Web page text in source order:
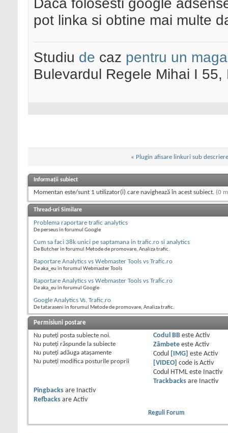
pot linka si obtine mai multe
Studiu de caz pentru un
Bulevardul Regele Mihai I
« Plugin afisare linkuri sub
Informații subiect
Momentan este/sunt 1 utilizator(i) care navighează în acest subiect. (0
Thread-uri Similare
Problema raportare trafic analytics
De perseus în forumul Google
Cum sa faci 38k unici pe saptamana in trafic.ro si analytics
De Butcher în forumul Metode de promovare, Analiza trafic.
Raportare Analytics vs Webmaster Tools vs Trafic.ro
De aka_eu în forumul Webmaster Tools
Raportare Analytics vs Webmaster Tools vs Trafic.ro
De aka_eu în forumul Google
Google Analytics Vs. Trafic.ro
De tataraseni în forumul Metode de promovare, Analiza trafic.
Permisiuni postare
Nu puteţi posta subiecte noi.
Nu puteţi răspunde la subiecte
Nu puteţi adăuga ataşamente
Nu puteţi modifica posturile proprii
Codul BBeste Activ
Zâmbeteeste Activ
Codul
[IMG] este Activ
[VIDEO] code is Activ
Codul HTML este
Inactiv
Trackbacksare
Inactiv
Pingbacks are
Inactiv
Refbacks are Activ
Reguli Forum